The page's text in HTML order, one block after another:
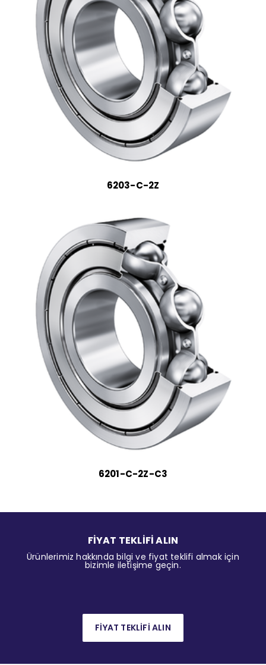
6203-C-2Z
6201-C-2Z-C3
FİYAT TEKLİFİ ALIN
Ürünlerimiz hakkında bilgi ve fiyat teklifi almak için
bizimle iletişime geçin.
FİYAT TEKLİFİ ALIN